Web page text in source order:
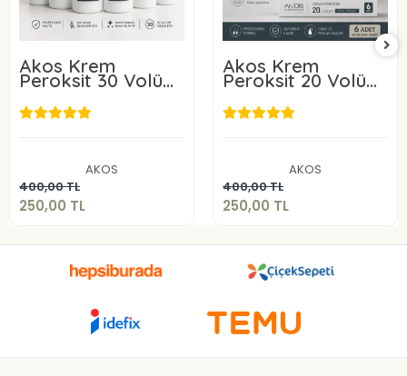
Akos Krem
Peroksit 30 Volüm
%9 60ML-10 Adet
AKOS
400,00 TL
250,00 TL
Sepete Ekle
Akos Krem
Peroksit 20 Volüm
%6 60ML-10 Adet
AKOS
400,00 TL
250,00 TL
Sepete Ekle